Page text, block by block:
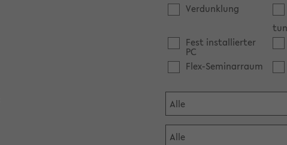
Verdunklung
Fest installierter
PC
Flex-Seminarraum